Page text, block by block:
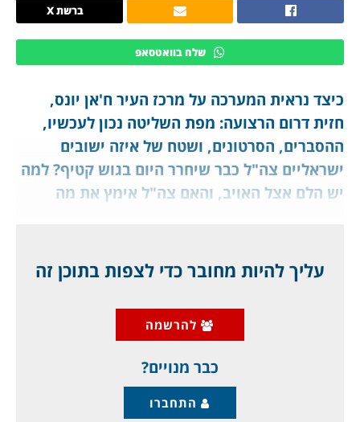
ברשת X
שלח בוואטסאפ
כיצד נראית המערכה על מרכז העיר ח'אן יונס,
חזית דרום הרצועה: מפת השליטה נכון לעכשיו,
ההסברים, הסרטונים, ושטח של איזה ישובים
ישראליים צה"ל כבר שיחרר היום בגוש קטיף? למה
יש הלם אצל האויב, והאם צה"ל אימץ את מה
כבר אמש נכנסערוץ הטלגרם המיידי שלנו
לדריכות, משום שהיה ברור שמערכה צבאית גדולה
מתקרבת. ב"תקשורת" דיווחו ש"המלחמה נגמרה",
עליך להיות מחובר כדי לצפות בתוכן זה
להרשמה
כבר מנויים?
התחברו